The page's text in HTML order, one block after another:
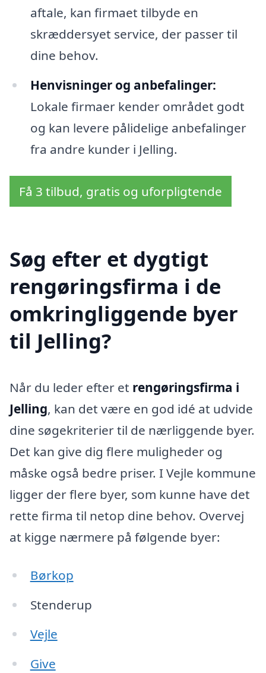
aftale, kan firmaet tilbyde en
skræddersyet service, der passer til
dine behov.
Henvisninger og anbefalinger:
Lokale firmaer kender området godt
og kan levere pålidelige anbefalinger
fra andre kunder i Jelling.
Få 3 tilbud, gratis og uforpligtende
Søg efter et dygtigt
rengøringsfirma i de
omkringliggende byer
til Jelling?
Når du leder efter et rengøringsfirma i
Jelling, kan det være en god idé at udvide
dine søgekriterier til de nærliggende byer.
Det kan give dig flere muligheder og
måske også bedre priser. I Vejle kommune
ligger der flere byer, som kunne have det
rette firma til netop dine behov. Overvej
at kigge nærmere på følgende byer:
Børkop
Stenderup
Vejle
Give